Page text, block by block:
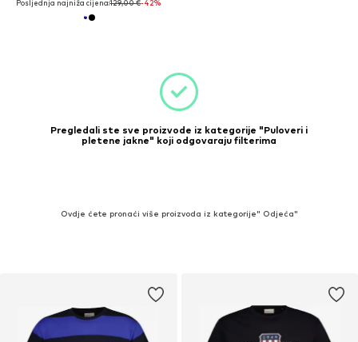
Posljednja najniža cijena:129,00 €-42%
Pregledali ste sve proizvode iz kategorije "Puloveri i
pletene jakne" koji odgovaraju filterima
Ovdje ćete pronaći više proizvoda iz kategorije" Odjeća"